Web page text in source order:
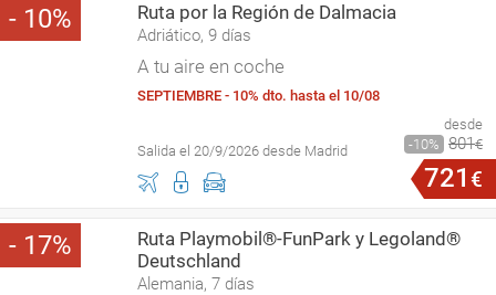
10 Ruta por la Región de Dalmacia
Adriático, 9 días
A tu aire en coche
SEPTIEMBRE - 10% dto. hasta el 10/08
Salida el 20/9/2026 desde Madrid
desde
10
801€
721 €
17
Ruta Playmobil®-FunPark y Legoland®
Deutschland
Alemania, 7 días